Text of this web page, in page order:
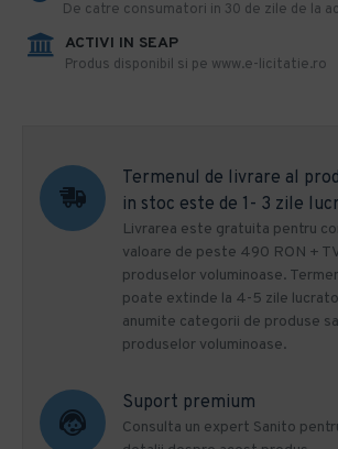
De catre consumatori in 30 de zile de la
ACTIVI IN SEAP
Produs disponibil si pe www.e-licitatie.ro
Termenul de livrare al
in stoc este de 1- 3 zile
Livrarea este gratuita pentru
valoare de peste 490 RON +
produselor voluminoase.
poate extinde la 4-5 zile
anumite categorii de produse
produselor voluminoase.
Suport premium
Consulta un expert Sanito